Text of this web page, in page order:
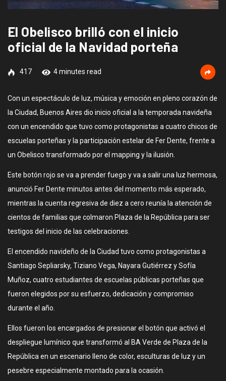
El Obelisco brilló con el inicio
oficial de la Navidad porteña
417 4 minutes read
Con un espectáculo de luz, música y emoción en pleno corazón de
la Ciudad, Buenos Aires dio inicio oficial a la temporada navideña
con un encendido que tuvo como protagonistas a cuatro chicos de
escuelas porteñas y la participación estelar de Fer Dente, frente a
un Obelisco transformado por el mapping y la ilusión.
Este botón rojo se va a prender fuego y va a salir una luz hermosa,
anunció Fer Dente minutos antes del momento más esperado,
mientras la cuenta regresiva de diez a cero reunía la atención de
cientos de familias que colmaron Plaza de la República para ser
testigos del inicio de las celebraciones.
El encendido navideño de la Ciudad tuvo como protagonistas a
Santiago Sepliarsky, Tiziano Vega, Nayara Gutiérrez y Sofía
Muñoz, cuatro estudiantes de escuelas públicas porteñas que
fueron elegidos por su esfuerzo, dedicación y compromiso
durante el año.
Ellos fueron los encargados de presionar el botón que activó el
despliegue lumínico que transformó al BA Verde de Plaza de la
República en un escenario lleno de color, esculturas de luz y un
pesebre especialmente montado para la ocasión.